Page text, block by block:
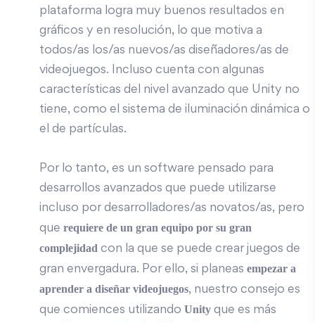
plataforma logra muy buenos resultados en
gráficos y en resolución, lo que motiva a
todos/as los/as nuevos/as diseñadores/as de
videojuegos. Incluso cuenta con algunas
características del nivel avanzado que Unity no
tiene, como el sistema de iluminación dinámica o
el de partículas.
Por lo tanto, es un software pensado para
desarrollos avanzados que puede utilizarse
incluso por desarrolladores/as novatos/as, pero
que requiere de un gran equipo por su gran
complejidad con la que se puede crear juegos de
gran envergadura. Por ello, si planeas empezar a
aprender a diseñar videojuegos, nuestro consejo es
que comiences utilizando Unity que es más